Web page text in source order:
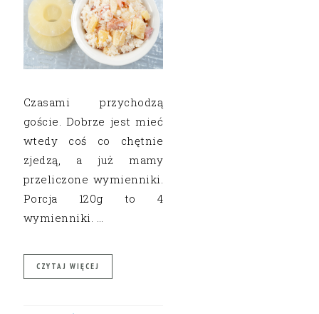
Czasami przychodzą
goście. Dobrze jest mieć
wtedy coś co chętnie
zjedzą, a już mamy
przeliczone wymienniki.
Porcja 120g to 4
wymienniki. …
CZYTAJ WIĘCEJ